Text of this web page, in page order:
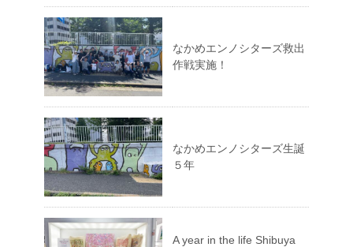
なかめエンノシターズ救出
作戦実施！
なかめエンノシターズ生誕
５年
A year in the life Shibuya